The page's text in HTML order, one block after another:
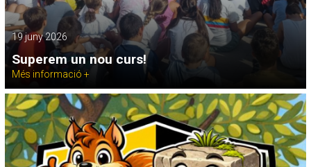
19 juny 2026
Superem un nou curs!
Més informació +